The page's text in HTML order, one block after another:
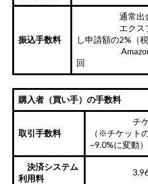
振込手数料
通常出金：
エクスプレ
し申請額の2%（
Amazonギフ
回
購入者（買い手）の手数料
取引手数料
チケット
（※チケット
~9.0%に変動）
決済システム
利用料
3.96%